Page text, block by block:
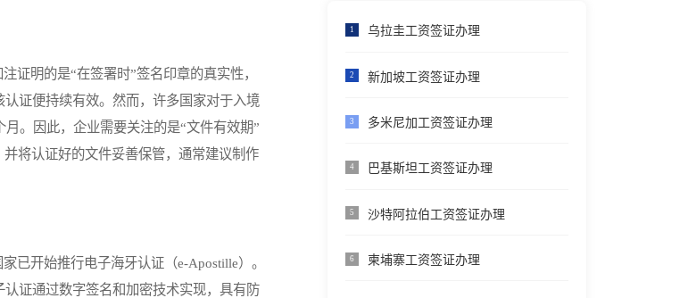
明的是“在签署时”签名印章的真实性，
证便持续有效。然而，许多国家对于入境
。因此，企业需要关注的是“文件有效期”
将认证好的文件妥善保管，通常建议制作
开始推行电子海牙认证（e-Apostille）。
证通过数字签名和加密技术实现，具有防
1 乌拉圭工资签证办理
2 新加坡工资签证办理
3 多米尼加工资签证办理
4 巴基斯坦工资签证办理
5 沙特阿拉伯工资签证办理
6 柬埔寨工资签证办理